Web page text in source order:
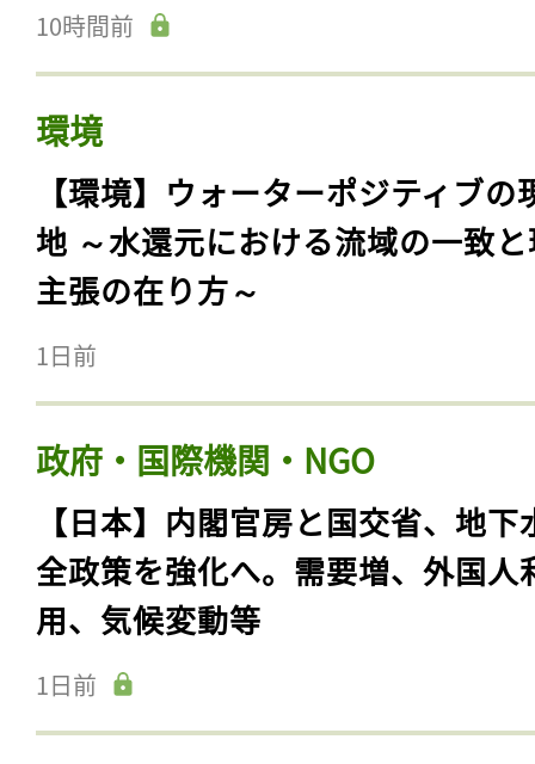
10時間前
環境
【環境】ウォーターポジティブの
地 ～水還元における流域の一致
主張の在り方～
1日前
政府・国際機関・NGO
【日本】内閣官房と国交省、地下
全政策を強化へ。需要増、外国人
用、気候変動等
1日前